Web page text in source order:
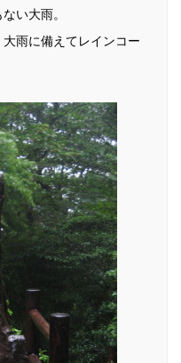
い大雨。
雨に備えてレインコー